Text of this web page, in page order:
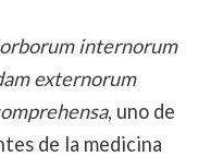
internorum
externorum
, uno de
de la medicina